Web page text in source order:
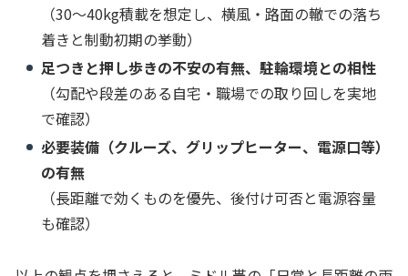
（30〜40kg積載を想定し、横風・路面の轍での落ち
着きと制動初期の挙動）
足つきと押し歩きの不安の有無、駐輪環境との相性
（勾配や段差のある自宅・職場での取り回しを実地
で確認）
必要装備（クルーズ、グリップヒーター、電源口等）
の有無
（長距離で効くものを優先、後付け可否と電源容量
も確認）